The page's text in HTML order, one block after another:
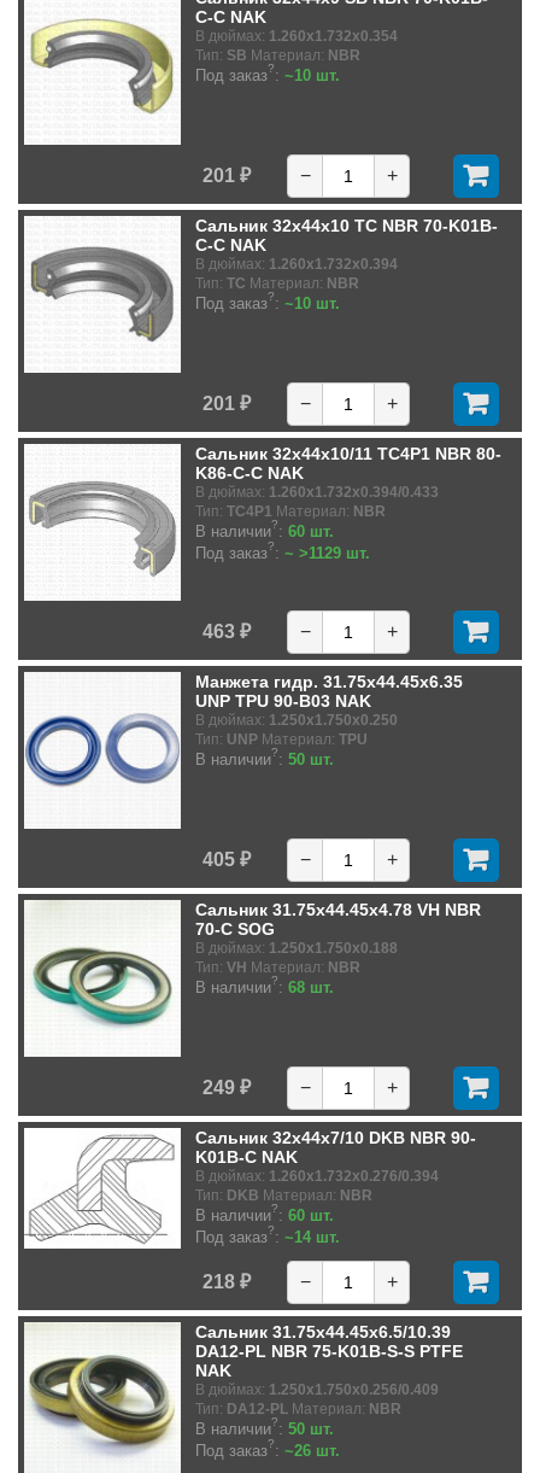
C-C NAK
В дюймах: 1.260x1.732x0.354
Тип: SB Материал: NBR
Под заказ?: ~10 шт.
201 ₽ − +
Сальник 32x44x10 TC NBR 70-K01B-
C-C NAK
В дюймах: 1.260x1.732x0.394
Тип: TC Материал: NBR
Под заказ?: ~10 шт.
201 ₽ − +
Сальник 32x44x10/11 TC4P1 NBR 80-
K86-C-C NAK
В дюймах: 1.260x1.732x0.394/0.433
Тип: TC4P1 Материал: NBR
В наличии?: 60 шт.
Под заказ?: ~ >1129 шт.
463 ₽ − +
Манжета гидр. 31.75x44.45x6.35
UNP TPU 90-B03 NAK
В дюймах: 1.250x1.750x0.250
Тип: UNP Материал: TPU
В наличии?: 50 шт.
405 ₽ − +
Сальник 31.75x44.45x4.78 VH NBR
70-C SOG
В дюймах: 1.250x1.750x0.188
Тип: VH Материал: NBR
В наличии?: 68 шт.
249 ₽ − +
Сальник 32x44x7/10 DKB NBR 90-
K01B-C NAK
В дюймах: 1.260x1.732x0.276/0.394
Тип: DKB Материал: NBR
В наличии?: 60 шт.
Под заказ?: ~14 шт.
218 ₽ − +
Сальник 31.75x44.45x6.5/10.39
DA12-PL NBR 75-K01B-S-S PTFE
NAK
В дюймах: 1.250x1.750x0.256/0.409
Тип: DA12-PL Материал: NBR
В наличии?: 50 шт.
Под заказ?: ~26 шт.